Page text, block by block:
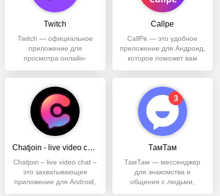
Twitch
Twitch — официальное
приложение для
просмотра онлайн-
одноименного сайта и
площадка для
Callpe
CallPe — это удобное
приложение для Андроид,
которое поможет вам
вашими
Chatjoin - live video chat
Chatjoin – live video chat –
это захватывающее
приложение для Android,
ТамТам
ТамТам — мессенджер
для знакомства и
общения с людьми,